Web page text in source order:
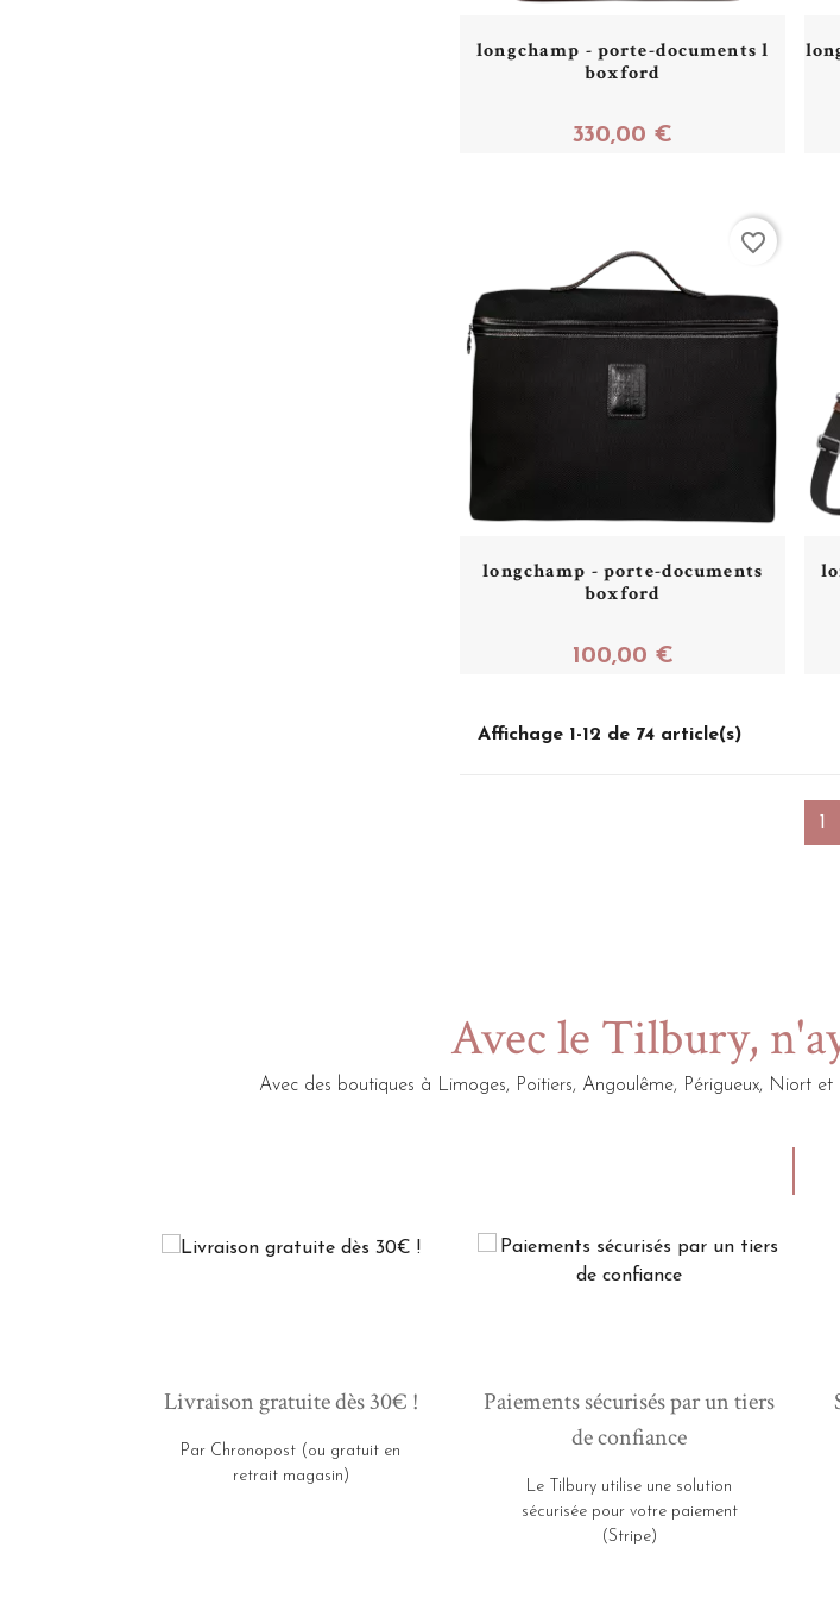
longchamp - porte-documents l
boxford
330,00 €
longchamp - porte-documents
boxford
100,00 €
favorite_border
Affichage 1-12 de 74 article(s)
Avec le Tilbury,
Avec des boutiques à Limoges, Poitiers, Angoulême, Périgueux, Niort
Livraison gratuite dès 30€ !
Par Chronopost (ou gratuit en
retrait magasin)
Paiements sécurisés par un tiers
de confiance
Le Tilbury utilise une solution
sécurisée pour votre paiement
(Stripe)